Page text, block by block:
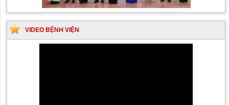
VIDEO BỆNH VIỆN